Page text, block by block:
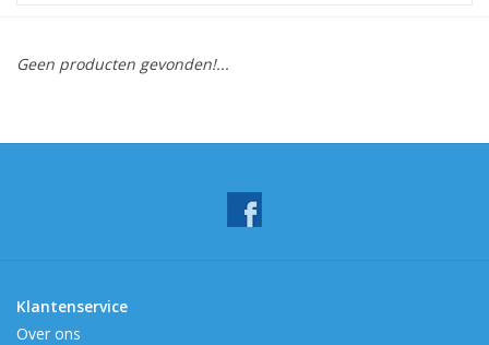
Geen producten gevonden!...
Klantenservice
Over ons